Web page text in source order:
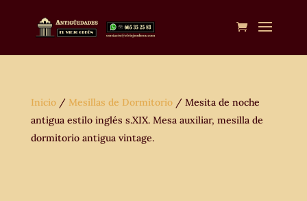
Inicio/ Mesillas de Dormitorio/ Mesita de noche
antigua estilo inglés s.XIX. Mesa auxiliar, mesilla de
dormitorio antigua vintage.